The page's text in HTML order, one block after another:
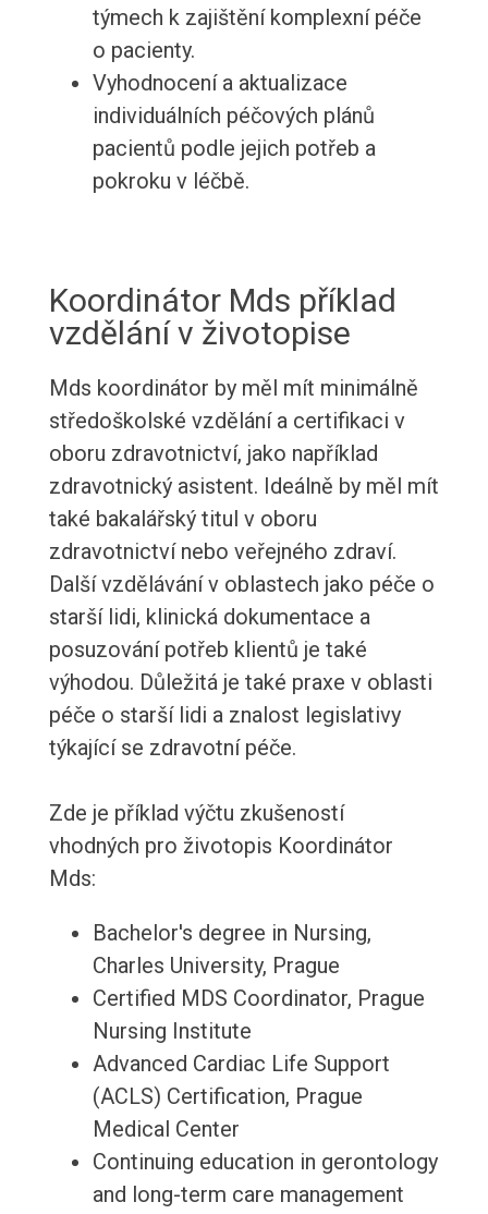
týmech k zajištění komplexní péče
o pacienty.
Vyhodnocení a aktualizace
individuálních péčových plánů
pacientů podle jejich potřeb a
pokroku v léčbě.
Koordinátor Mds příklad
vzdělání v životopise
Mds koordinátor by měl mít minimálně
středoškolské vzdělání a certifikaci v
oboru zdravotnictví, jako například
zdravotnický asistent. Ideálně by měl mít
také bakalářský titul v oboru
zdravotnictví nebo veřejného zdraví.
Další vzdělávání v oblastech jako péče o
starší lidi, klinická dokumentace a
posuzování potřeb klientů je také
výhodou. Důležitá je také praxe v oblasti
péče o starší lidi a znalost legislativy
týkající se zdravotní péče.
Zde je příklad výčtu zkušeností
vhodných pro životopis Koordinátor
Mds:
Bachelor's degree in Nursing,
Charles University, Prague
Certified MDS Coordinator, Prague
Nursing Institute
Advanced Cardiac Life Support
(ACLS) Certification, Prague
Medical Center
Continuing education in gerontology
and long-term care management